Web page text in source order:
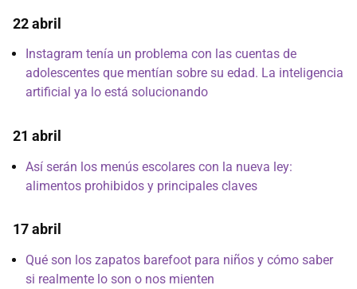
22 abril
Instagram tenía un problema con las cuentas de
adolescentes que mentían sobre su edad. La inteligencia
artificial ya lo está solucionando
21 abril
Así serán los menús escolares con la nueva ley:
alimentos prohibidos y principales claves
17 abril
Qué son los zapatos barefoot para niños y cómo saber
si realmente lo son o nos mienten